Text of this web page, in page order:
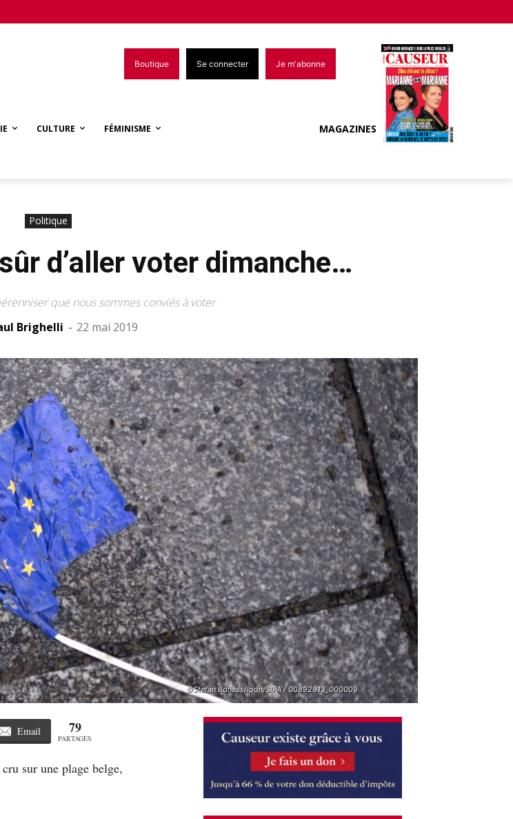
Boutique Se connecter Je m'abonne
CULTURE FÉMINISME MAGAZINES
Politique
d’aller voter dimanche…
que nous sommes conviés à voter
Brighelli - 22 mai 2019
©Stefan Boness/Ipon/SIPA / 00892913_000009
Email 79
PARTAGES
sur une plage belge,